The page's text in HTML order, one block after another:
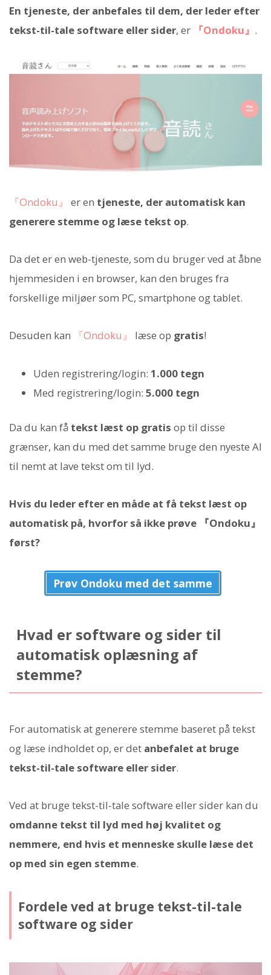
En tjeneste, der anbefales til dem, der leder efter
tekst-til-tale software eller sider, er 『Ondoku』 .
『Ondoku』 er en tjeneste, der automatisk kan
generere stemme og læse tekst op.
Da det er en web-tjeneste, som du bruger ved at åbne
hjemmesiden i en browser, kan den bruges fra
forskellige miljøer som PC, smartphone og tablet.
Desuden kan 『Ondoku』 læse op gratis!
Uden registrering/login: 1.000 tegn
Med registrering/login: 5.000 tegn
Da du kan få tekst læst op gratis op til disse
grænser, kan du med det samme bruge den nyeste AI
til nemt at lave tekst om til lyd.
Hvis du leder efter en måde at få tekst læst op
automatisk på, hvorfor så ikke prøve 『Ondoku』
først?
Prøv Ondoku med det samme
Hvad er software og sider til
automatisk oplæsning af
stemme?
For automatisk at generere stemme baseret på tekst
og læse indholdet op, er det anbefalet at bruge
tekst-til-tale software eller sider.
Ved at bruge tekst-til-tale software eller sider kan du
omdanne tekst til lyd med høj kvalitet og
nemmere, end hvis et menneske skulle læse det
op med sin egen stemme.
Fordele ved at bruge tekst-til-tale
software og sider